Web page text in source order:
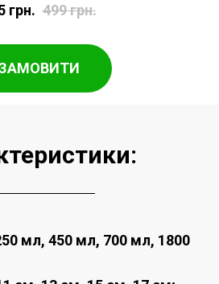
грн. 499грн.
мл, 450 мл, 700 мл, 1800